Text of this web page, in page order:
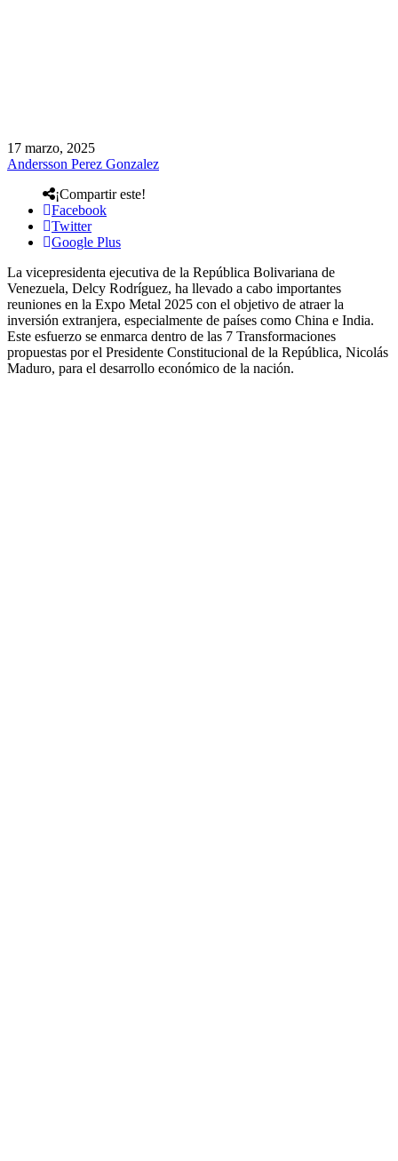
17 marzo, 2025
Andersson Perez Gonzalez
¡Compartir este!
Facebook
Twitter
Google Plus
La vicepresidenta ejecutiva de la República Bolivariana de
Venezuela, Delcy Rodríguez, ha llevado a cabo importantes
reuniones en la Expo Metal 2025 con el objetivo de atraer la
inversión extranjera, especialmente de países como China e India.
Este esfuerzo se enmarca dentro de las 7 Transformaciones
propuestas por el Presidente Constitucional de la República, Nicolás
Maduro, para el desarrollo económico de la nación.